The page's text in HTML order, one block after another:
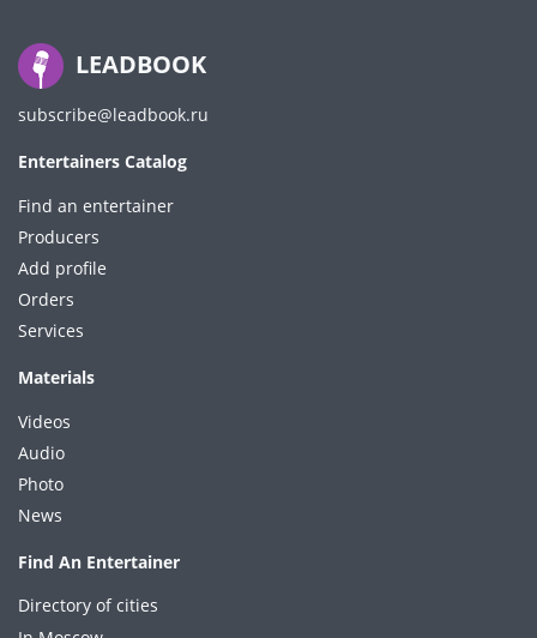
LEADBOOK
subscribe@leadbook.ru
Entertainers Catalog
Find an entertainer
Producers
Add profile
Orders
Services
Materials
Videos
Audio
Photo
News
Find An Entertainer
Directory of cities